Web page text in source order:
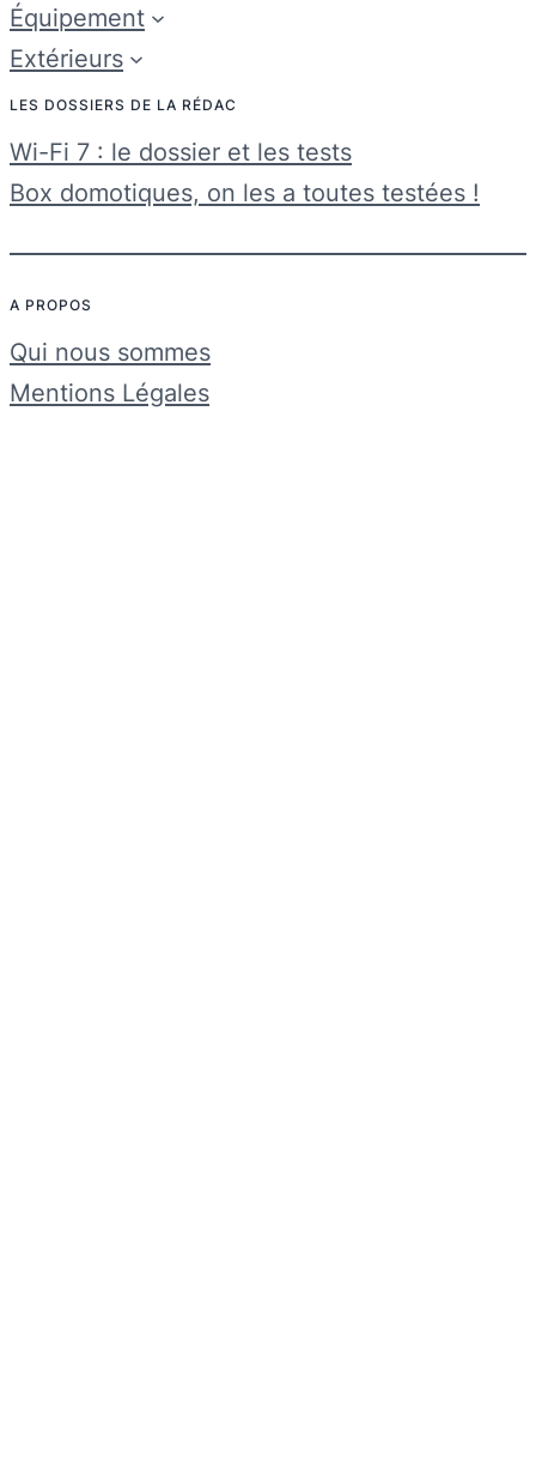
Équipement
Extérieurs
LES DOSSIERS DE LA RÉDAC
Wi-Fi 7 : le dossier et les tests
Box domotiques, on les a toutes testées !
A PROPOS
Qui nous sommes
Mentions Légales